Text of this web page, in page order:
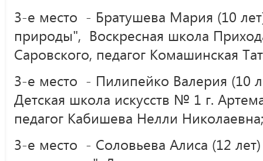
3-е место - Братушева Мария (10
природы", Воскресная школа
Саровского, педагог Комашинская
3-е место - Пилипейко Валерия (10
Детская школа искусств № 1 г.
педагог Кабишева Нелли Николаевна;
3-е место - Соловьева Алиса (12